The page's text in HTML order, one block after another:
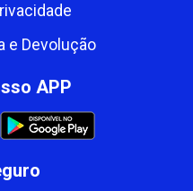
e Devolução
APP